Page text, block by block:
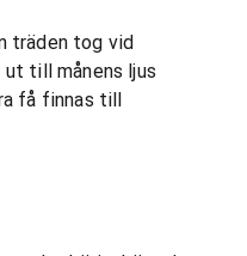
träden tog vid
ut till månens ljus
få finnas till